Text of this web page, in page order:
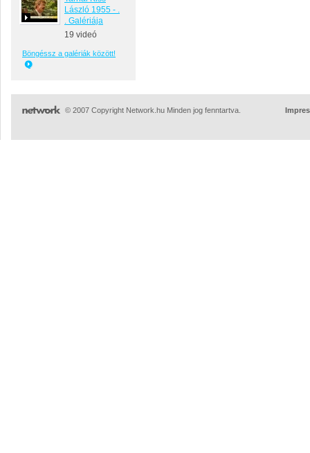
László 1955 - .
. Galériája
19 videó
Böngéssz a galériák között!
© 2007 Copyright Network.hu Minden jog fenntartva.